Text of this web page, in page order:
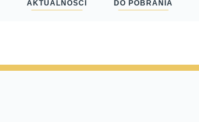
AKTUALNOŚCI DO POBRANIA